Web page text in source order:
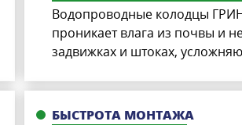
Водопроводные колодцы
проникает влага из почвы и
задвижках и штоках,
БЫСТРОТА МОНТАЖА